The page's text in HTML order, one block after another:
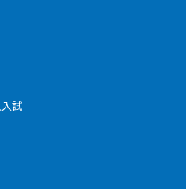
試